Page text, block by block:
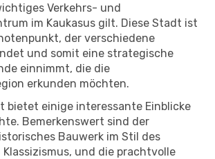
Verkehrs- und
im Kaukasus gilt. Diese Stadt ist
der verschiedene
und somit eine strategische
einnimmt, die die
erkunden möchten.
bietet einige interessante Einblicke
Bemerkenswert sind der
Bauwerk im Stil des
und die prachtvolle